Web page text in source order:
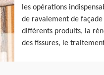
les opérations
de ravalement de
différents produits, la
des fissures, le